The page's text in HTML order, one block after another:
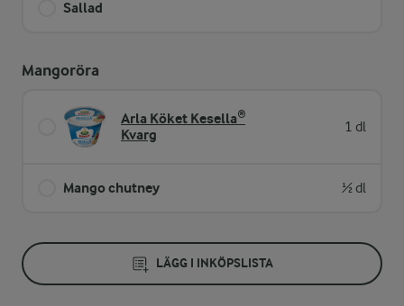
Sallad
Mangoröra
Arla Köket Kesella®
Kvarg
1 dl
Mango chutney ½ dl
LÄGG I INKÖPSLISTA